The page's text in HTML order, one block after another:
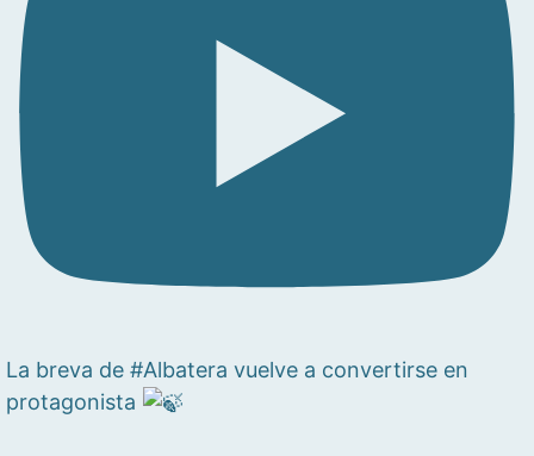
La breva de #Albatera vuelve a convertirse en
protagonista